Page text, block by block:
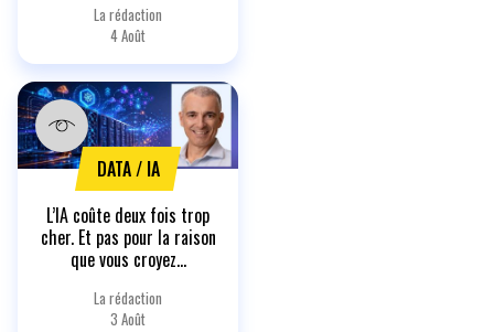
La rédaction
4 Août
DATA / IA
L’IA coûte deux fois trop
cher. Et pas pour la raison
que vous croyez…
La rédaction
3 Août